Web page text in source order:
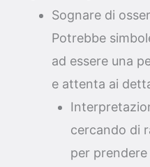
Sognare di
Potrebbe
ad essere una
e attenta ai
cercando di
per